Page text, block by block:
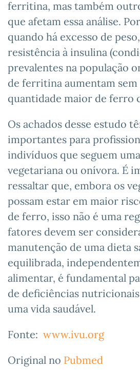
ferritina, mas também
que afetam essa análise.
quando há excesso de
resistência à insulina
prevalentes na população
de ferritina aumentam
quantidade maior de ferro
Os achados desse estudo
importantes para
indivíduos que seguem
vegetariana ou onívora. É
ressaltar que, embora os
possam estar em maior
de ferro, isso não é uma
fatores devem ser
manutenção de uma dieta
equilibrada,
alimentar, é fundamental
de deficiências
uma vida saudável.
Fonte: www.ivu.org
Original no Pubmed